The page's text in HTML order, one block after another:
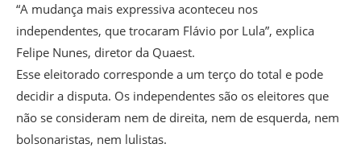
“A mudança mais expressiva aconteceu nos
independentes, que trocaram Flávio por Lula”, explica
Felipe Nunes, diretor da Quaest.
Esse eleitorado corresponde a um terço do total e pode
decidir a disputa. Os independentes são os eleitores que
não se consideram nem de direita, nem de esquerda, nem
bolsonaristas, nem lulistas.